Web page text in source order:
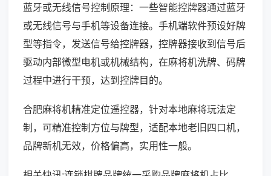
蓝牙或无线信号控制原理：一些智能控牌器通过蓝牙
或无线信号与手机等设备连接。手机端软件预设好牌
型等指令，发送信号给控牌器，控牌器接收到信号后
驱动内部微型电机或机械结构，在麻将机洗牌、码牌
过程中进行干预，达到控牌目的。
合肥麻将机精准定位遥控器，针对本地麻将玩法定
制，可精准控制方位与牌型，适配本地老旧四口机，
品牌新机无效，价格偏高，实用性一般。